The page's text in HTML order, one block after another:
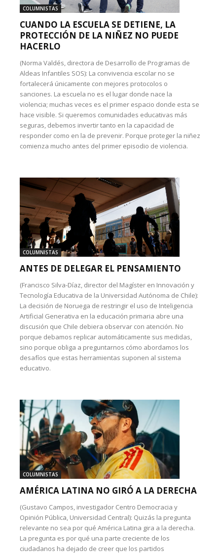
COLUMNISTAS
CUANDO LA ESCUELA SE DETIENE, LA
PROTECCIÓN DE LA NIÑEZ NO PUEDE
HACERLO
(Norma Valdés, directora de Desarrollo de Programas de
Aldeas Infantiles SOS): La convivencia escolar no se
fortalecerá únicamente con mejores protocolos o
sanciones. La escuela no es el lugar donde nace la
violencia; muchas veces es el primer espacio donde esta se
hace visible. Si queremos comunidades educativas más
seguras, debemos invertir tanto en la capacidad de
responder como en la de prevenir. Porque proteger la niñez
comienza mucho antes del primer episodio de violencia.
COLUMNISTAS
ANTES DE DELEGAR EL PENSAMIENTO
(Francisco Silva-Díaz, director del Magíster en Innovación y
Tecnología Educativa de la Universidad Autónoma de Chile):
La decisión de Noruega de restringir el uso de Inteligencia
Artificial Generativa en la educación primaria abre una
discusión que Chile debiera observar con atención. No
porque debamos replicar automáticamente sus medidas,
sino porque obliga a preguntarnos cómo abordamos los
desafíos que estas herramientas suponen al sistema
educativo.
COLUMNISTAS
AMÉRICA LATINA NO GIRÓ A LA DERECHA
(Gustavo Campos, investigador Centro Democracia y
Opinión Pública, Universidad Central): Quizás la pregunta
relevante no sea por qué América Latina gira a la derecha.
La pregunta es por qué una parte creciente de los
ciudadanos ha dejado de creer que los partidos